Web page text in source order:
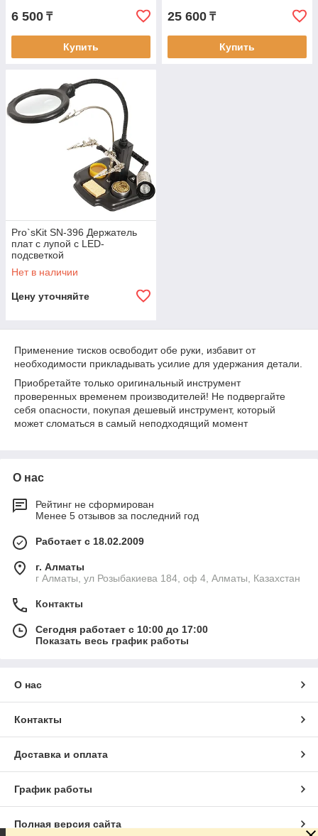
6 500 ₸
Купить
25 600 ₸
Купить
Pro`sKit SN-396 Держатель
плат с лупой с LED-
подсветкой
Нет в наличии
Цену уточняйте
Применение тисков освободит обе руки, избавит от
необходимости прикладывать усилие для удержания детали.
Приобретайте только оригинальный инструмент
проверенных временем производителей! Не подвергайте
себя опасности, покупая дешевый инструмент, который
может сломаться в самый неподходящий момент
О нас
Рейтинг не сформирован
Менее 5 отзывов за последний год
Работает с 18.02.2009
г. Алматы
г Алматы, ул Розыбакиева 184, оф 4, Алматы, Казахстан
Контакты
Сегодня работает с 10:00 до 17:00
Показать весь график работы
О нас
Контакты
Доставка и оплата
График работы
Полная версия сайта